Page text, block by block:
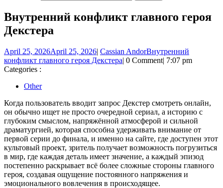
Внутренний конфликт главного героя
Декстера
April 25, 2026April 25, 2026| Cassian AndorВнутренний
конфликт главного героя Декстера| 0 Comment| 7:07 pm
Categories :
Other
Когда пользователь вводит запрос Декстер смотреть онлайн,
он обычно ищет не просто очередной сериал, а историю с
глубоким смыслом, напряжённой атмосферой и сильной
драматургией, которая способна удерживать внимание от
первой серии до финала, и именно на сайте, где доступен этот
культовый проект, зритель получает возможность погрузиться
в мир, где каждая деталь имеет значение, а каждый эпизод
постепенно раскрывает всё более сложные стороны главного
героя, создавая ощущение постоянного напряжения и
эмоционального вовлечения в происходящее.